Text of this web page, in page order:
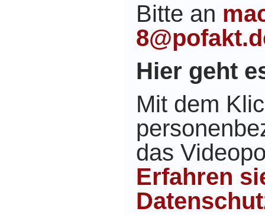
Bitte an
Hier geht
Mit dem
das
Erfahren